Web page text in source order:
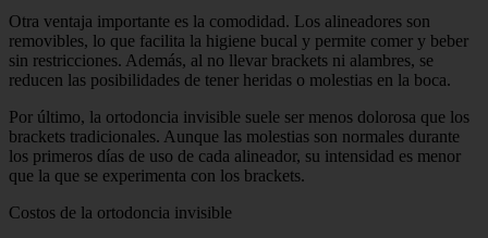
Otra ventaja importante es la comodidad. Los alineadores son
removibles, lo que facilita la higiene bucal y permite comer y beber
sin restricciones. Además, al no llevar brackets ni alambres, se
reducen las posibilidades de tener heridas o molestias en la boca.
Por último, la ortodoncia invisible suele ser menos dolorosa que los
brackets tradicionales. Aunque las molestias son normales durante
los primeros días de uso de cada alineador, su intensidad es menor
que la que se experimenta con los brackets.
Costos de la ortodoncia invisible